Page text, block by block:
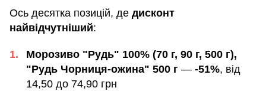
Ось десятка позицій, де дисконт
найвідчутніший:
Морозиво "Рудь" 100% (70 г, 90 г, 500 г),
"Рудь Чорниця-ожина" 500 г — -51%, від
14,50 до 74,90 грн